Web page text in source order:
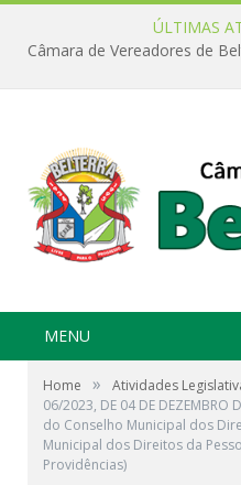
ÚLTIMAS
MENU
Home » Atividades
06/2023, DE 04 DE
do Conselho Municipal dos
Municipal dos Direitos da
Providências)